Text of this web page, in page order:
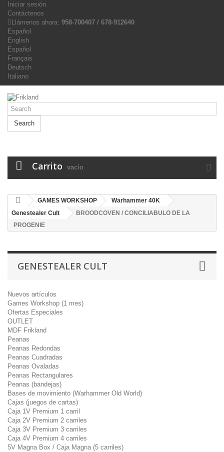
Iniciar sesión
Contáctenos
Llámenos ahora: 958-700407 / 678-912640
Español
English
Español
Français
Deutsch
Italiano
Search
Carrito vacío
GAMES WORKSHOP
Warhammer 40K
Genestealer Cult
BROODCOVEN / CONCILIABULO DE LA
PROGENIE
GENESTEALER CULT
Nuevos artículos
Games Workshop (1 mes)
Ofertas Especiales
OUTLET
MDF Frikland
Peanas
Peanas Redondas
Peanas Cuadradas
Peanas Ovaladas
Peanas Rectangulares
Peanas (bandejas)
Bases de movimiento (Warhammer Old World)
Cajas (juegos de cartas)
Caja 1V Premium 1 carril
Caja 2V Premium 2 carriles
Caja 3V Premium 3 carriles
Caja 4V Premium 4 carriles
5V Magna Box / Caja Magna (5 carriles)